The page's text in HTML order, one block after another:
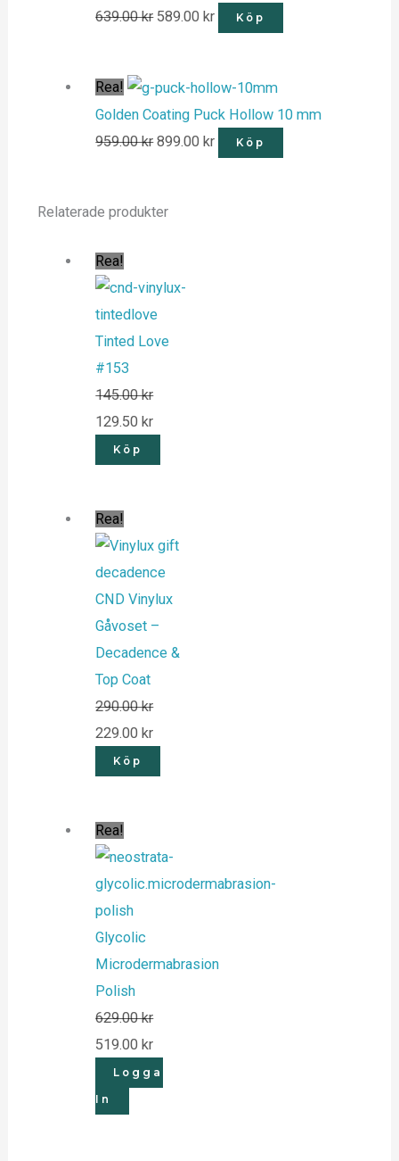
639.00kr 589.00kr Köp
Rea!
Golden Coating Puck Hollow 10 mm
959.00kr 899.00kr Köp
Relaterade produkter
Rea!
Tinted Love
#153
145.00kr
129.50kr
Köp
Rea!
CND Vinylux
Gåvoset –
Decadence &
Top Coat
290.00kr
229.00kr
Köp
Rea!
Glycolic
Microdermabrasion
Polish
629.00kr
519.00 kr
Logga
In